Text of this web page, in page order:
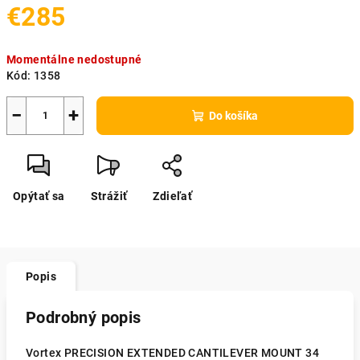
€285
cena:
Momentálne nedostupné
Kód: 1358
+
− Do košíka
Opýtať sa Strážiť Zdieľať
Popis
Podrobný popis
Vortex PRECISION EXTENDED CANTILEVER MOUNT 34